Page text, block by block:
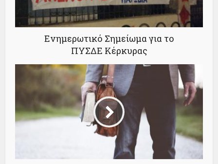
Ενημερωτικό Σημείωμα για το
ΠΥΣΔΕ Κέρκυρας